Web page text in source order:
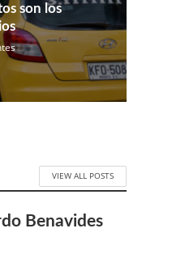
son los
VIEW ALL POSTS
Benavides